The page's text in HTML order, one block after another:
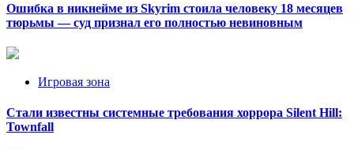
Ошибка в никнейме из Skyrim стоила человеку 18 месяцев
тюрьмы — суд признал его полностью невиновным
Игровая зона
Стали известны системные требования хоррора Silent Hill:
Townfall